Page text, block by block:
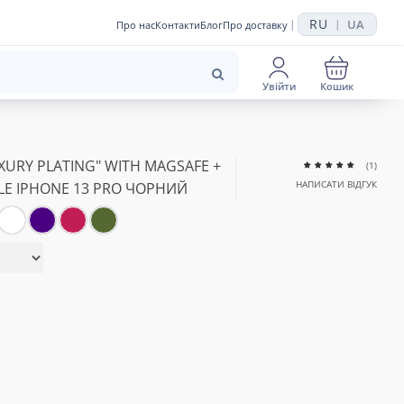
Про насКонтактиБлогПро доставку | RU | UA
Увійти Кошик
PLATING" WITH MAGSAFE +
IPHONE 13 PRO ЧОРНИЙ
(1)
НАПИСАТИ ВІДГУК